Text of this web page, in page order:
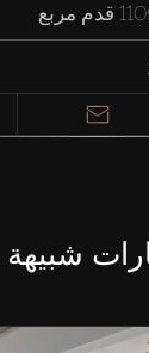
قدم مربع
شبيهة